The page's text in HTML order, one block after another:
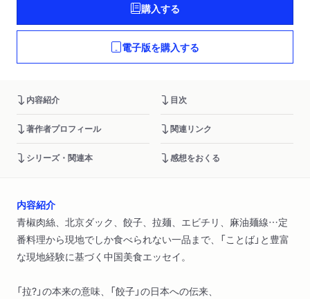
購入する
電子版を購入する
内容紹介 目次
著作者プロフィール 関連リンク
シリーズ・関連本 感想をおくる
内容紹介
青椒肉絲、北京ダック、餃子、拉麺、エビチリ、麻油麺線…定
番料理から現地でしか食べられない一品まで、「ことば」と豊富
な現地経験に基づく中国美食エッセイ。
「拉?」の本来の意味、「餃子」の日本への伝来、